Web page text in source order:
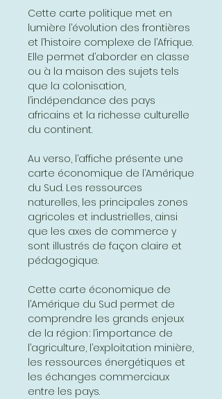
Cette carte politique met en
lumière l’évolution des frontières
et l’histoire complexe de l’Afrique.
Elle permet d’aborder en classe
ou à la maison des sujets tels
que la colonisation,
l’indépendance des pays
africains et la richesse culturelle
du continent.
Au verso, l’affiche présente une
carte économique de l’Amérique
du Sud. Les ressources
naturelles, les principales zones
agricoles et industrielles, ainsi
que les axes de commerce y
sont illustrés de façon claire et
pédagogique.
Cette carte économique de
l’Amérique du Sud permet de
comprendre les grands enjeux
de la région : l’importance de
l’agriculture, l’exploitation minière,
les ressources énergétiques et
les échanges commerciaux
entre les pays.